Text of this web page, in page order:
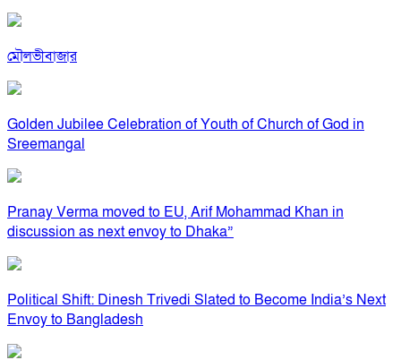
মৌলভীবাজার
Golden Jubilee Celebration of Youth of Church of God in
Sreemangal
Pranay Verma moved to EU, Arif Mohammad Khan in
discussion as next envoy to Dhaka”
Political Shift: Dinesh Trivedi Slated to Become India’s Next
Envoy to Bangladesh